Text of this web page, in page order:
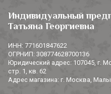
Индивидуальный
Татьяна Георгиевна
ИНН: 771601847622
ОГРНИП: 308774628700136
Юридический адрес: 107045, г.
стр. 1, кв. 62
Адрес магазина: г. Москва,